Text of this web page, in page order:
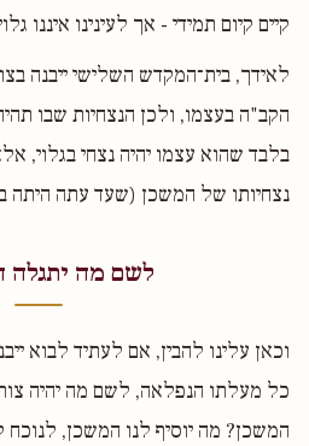
קיים קיום תמידי - אך לעינינו איננו
לאידך, בית־המקדש השלישי ייבנה
הקב"ה בעצמו, ולכן הנצחיות שבו
בלבד שהוא עצמו יהיה נצחי בגלוי,
נצחיותו של המשכן (שעד עתה היתה
לשם מה יתגלה
וכאן עלינו להבין, אם לעתיד לבוא
כל מעלתו הנפלאה, לשם מה יהיה
המשכן? מה יוסיף לנו המשכן,